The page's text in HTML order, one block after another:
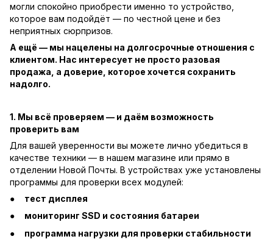
могли спокойно приобрести именно то устройство,
которое вам подойдёт — по честной цене и без
неприятных сюрпризов.
А ещё — мы нацелены на долгосрочные отношения с
клиентом. Нас интересует не просто разовая
продажа, а доверие, которое хочется сохранить
надолго.
1. Мы всё проверяем — и даём возможность
проверить вам
Для вашей уверенности вы можете лично убедиться в
качестве техники — в нашем магазине или прямо в
отделении Новой Почты. В устройствах уже установлены
программы для проверки всех модулей:
тест дисплея
мониторинг SSD и состояния батареи
программа нагрузки для проверки стабильности